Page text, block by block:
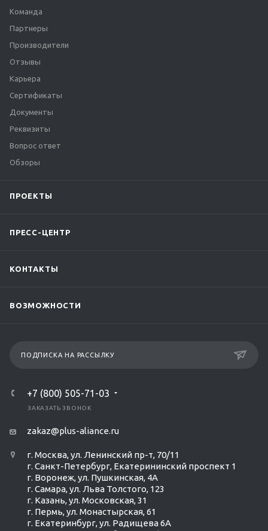
Команда
Партнеры
Производители
Отзывы
Карьера
Сертификаты
Документы
Реквизиты
Вопрос ответ
Обзоры
ПРОЕКТЫ
ПРЕСС-ЦЕНТР
КОНТАКТЫ
ВОЗМОЖНОСТИ
ПОДПИСКА НА РАССЫЛКУ
+7 (800) 505-71-03
ЗАКАЗАТЬ ЗВОНОК
zakaz@plus-aliance.ru
г. Москва, ул. Ленинский пр-т, 70/11
г. Санкт-Петербург, Екатерининский проспект 1
г. Воронеж, ул. Пушкинская, 4А
г. Самара, ул. Льва Толстого, 123
г. Казань, ул. Московская, 31
г. Пермь, ул. Монастырская, 61
г. Екатеринбург, ул. Радищева 6А